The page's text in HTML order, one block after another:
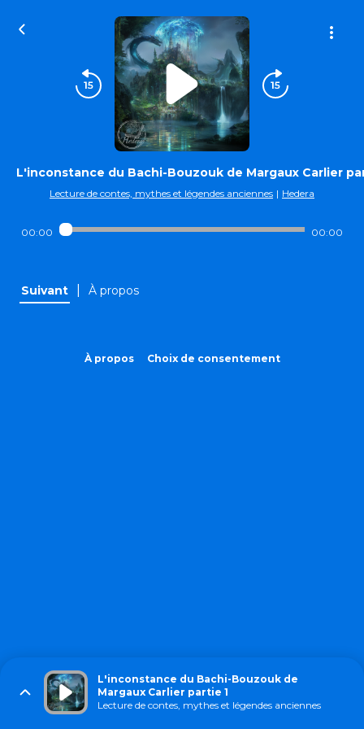
L'inconstance du Bachi-Bouzouk de Margaux Carlier
Lecture de contes, mythes et légendes anciennes | Hedera
00:00 00:00
Suivant À propos
À propos Choix de consentement
L'inconstance du Bachi-Bouzouk de
Margaux Carlier partie 1
Lecture de contes, mythes et légendes anciennes